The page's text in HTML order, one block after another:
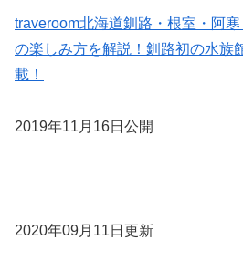
traveroom北海道釧路・根室・阿寒
の楽しみ方を解説！釧路初の水族
載！
2019年11月16日公開
2020年09月11日更新